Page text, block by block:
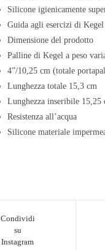
Silicone igienicamente
Guida agli esercizi di
Dimensione del prodotto
Palline di Kegel a peso
4”/10,25 cm (totale
Lunghezza totale 15,3 cm
Lunghezza inseribile 15,25
Resistenza all’acqua
Silicone materiale
Condividi
su
Instagram